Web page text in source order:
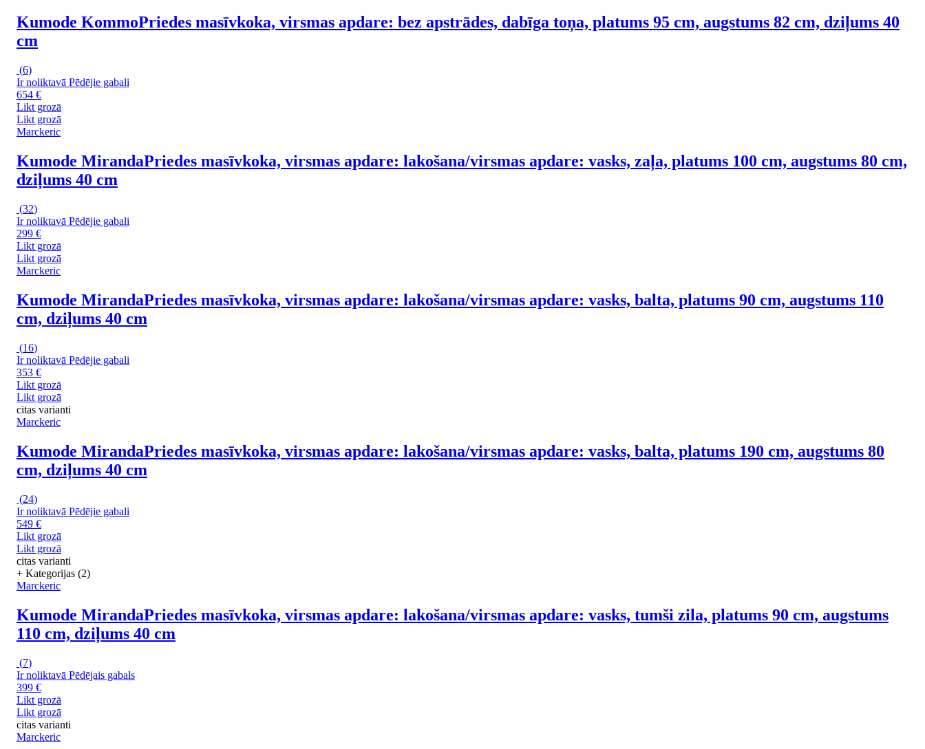
Kumode KommoPriedes masīvkoka, virsmas apdare: bez apstrādes, dabīga toņa, platums 95 cm, augstums 82 cm, dziļums 40
cm
(6)
Ir noliktavā Pēdējie gabali
654 €
Likt grozā
Likt grozā
Marckeric
Kumode MirandaPriedes masīvkoka, virsmas apdare: lakošana/virsmas apdare: vasks, zaļa, platums 100 cm, augstums 80 cm,
dziļums 40 cm
(32)
Ir noliktavā Pēdējie gabali
299 €
Likt grozā
Likt grozā
Marckeric
Kumode MirandaPriedes masīvkoka, virsmas apdare: lakošana/virsmas apdare: vasks, balta, platums 90 cm, augstums 110
cm, dziļums 40 cm
(16)
Ir noliktavā Pēdējie gabali
353 €
Likt grozā
Likt grozā
citas varianti
Marckeric
Kumode MirandaPriedes masīvkoka, virsmas apdare: lakošana/virsmas apdare: vasks, balta, platums 190 cm, augstums 80
cm, dziļums 40 cm
(24)
Ir noliktavā Pēdējie gabali
549 €
Likt grozā
Likt grozā
citas varianti
+ Kategorijas (2)
Marckeric
Kumode MirandaPriedes masīvkoka, virsmas apdare: lakošana/virsmas apdare: vasks, tumši zila, platums 90 cm, augstums
110 cm, dziļums 40 cm
(7)
Ir noliktavā Pēdējais gabals
399 €
Likt grozā
Likt grozā
citas varianti
Marckeric